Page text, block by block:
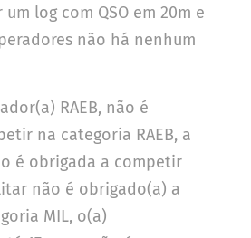
log com QSO em 20m e
não há nenhum
RAEB, não é
na categoria RAEB, a
é obrigada a competir
não é obrigado(a) a
MIL, o(a)